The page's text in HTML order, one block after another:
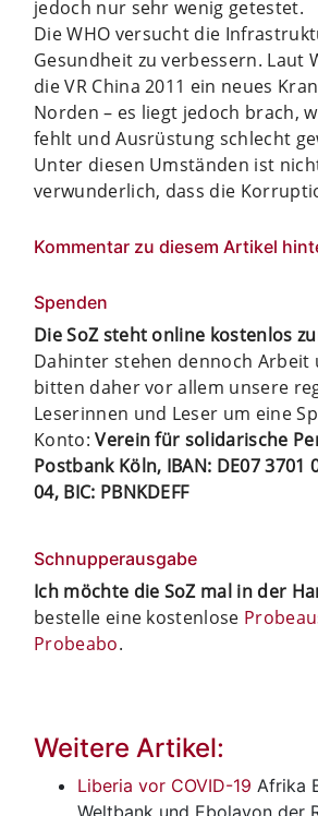
jedoch nur sehr wenig getestet.
Die WHO versucht die
Gesundheit zu verbessern. Laut
die VR China 2011 ein neues
Norden – es liegt jedoch brach,
fehlt und Ausrüstung schlecht
Unter diesen Umständen ist
verwunderlich, dass die
Kommentar zu diesem Artikel
Spenden
Die SoZ steht online kostenlos
Dahinter stehen dennoch Arbeit
bitten daher vor allem unsere
Leserinnen und Leser um eine
Konto:Verein für solidarische
Postbank Köln, IBAN: DE07 3701
04, BIC: PBNKDEFF
Schnupperausgabe
Ich möchte die SoZ mal in der
bestelle eine kostenlose
Probeabo.
Weitere Artikel:
Liberia vor COVID-19 Afrika
Weltbank und Ebolavon der